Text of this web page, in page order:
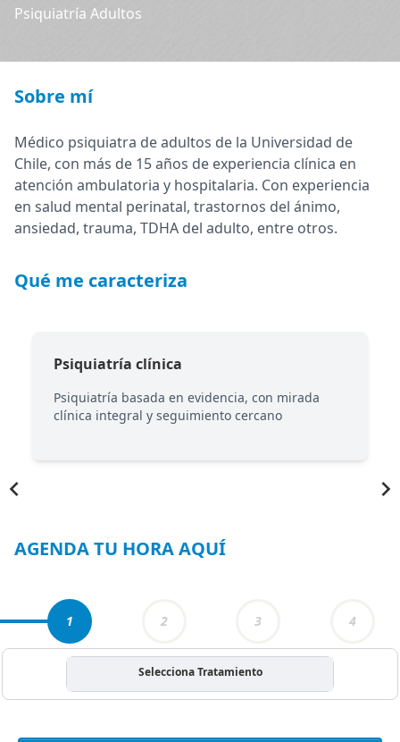
Psiquiatría Adultos
Sobre mí
Médico psiquiatra de adultos de la Universidad de
Chile, con más de 15 años de experiencia clínica en
atención ambulatoria y hospitalaria. Con experiencia
en salud mental perinatal, trastornos del ánimo,
ansiedad, trauma, TDHA del adulto, entre otros.
Qué me caracteriza
Psiquiatría clínica
Psiquiatría basada en evidencia, con mirada
clínica integral y seguimiento cercano
AGENDA TU HORA AQUÍ
1 2 3 4
Selecciona Tratamiento